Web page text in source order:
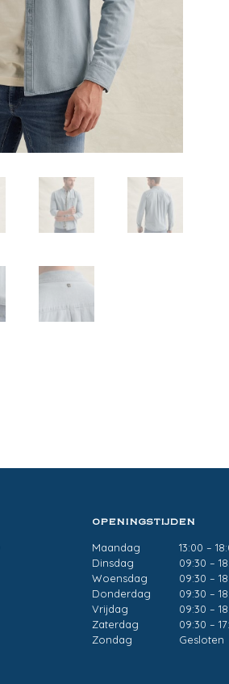
OPENINGSTIJDEN
Maandag
13:00 –
Dinsdag
09:30 –
Woensdag
09:30 –
Donderdag
09:30 –
Vrijdag
09:30 –
Zaterdag
09:30 –
Zondag
Gesloten